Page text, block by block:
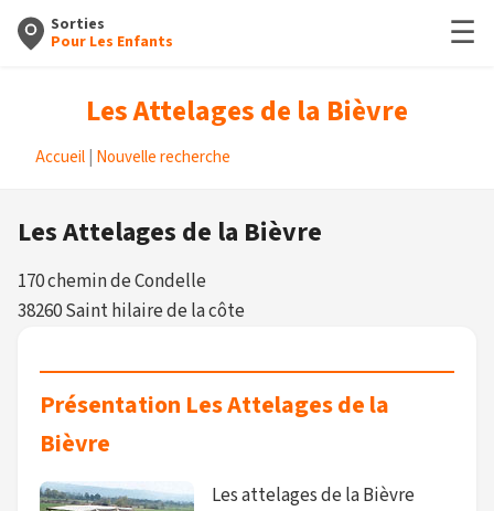
Sorties
Pour Les Enfants
☰
Les Attelages de la Bièvre
Accueil Nouvelle recherche
Les Attelages de la Bièvre
170 chemin de Condelle
38260 Saint hilaire de la côte
Présentation Les Attelages de la
Bièvre
Les attelages de la Bièvre